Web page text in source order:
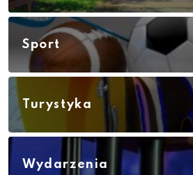
Sport
Turystyka
Wydarzenia